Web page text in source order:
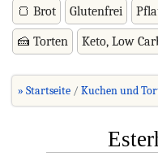
🍞 Brot Glutenfrei
🍰 Torten Keto, Low
» Startseite Kuchen und